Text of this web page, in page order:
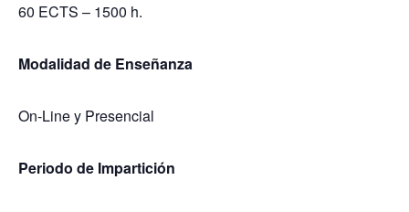
60 ECTS – 1500 h.
Modalidad de Enseñanza
On-Line y Presencial
Periodo de Impartición